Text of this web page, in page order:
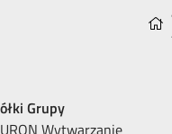
Grupy
Wytwarzanie